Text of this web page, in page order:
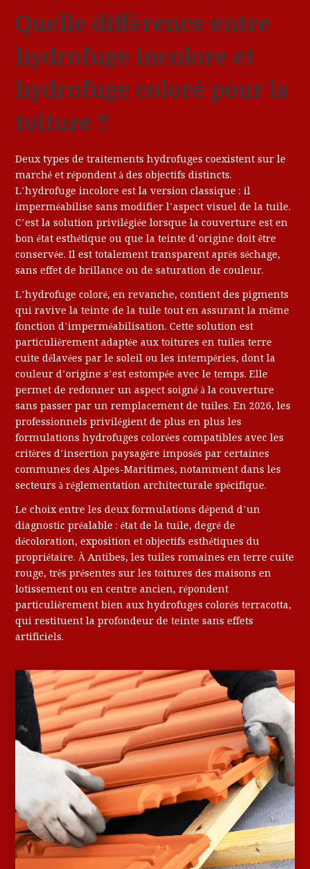
Quelle différence entre
hydrofuge incolore et
hydrofuge coloré pour la
toiture ?
Deux types de traitements hydrofuges coexistent sur le
marché et répondent à des objectifs distincts.
L’hydrofuge incolore est la version classique : il
imperméabilise sans modifier l’aspect visuel de la tuile.
C’est la solution privilégiée lorsque la couverture est en
bon état esthétique ou que la teinte d’origine doit être
conservée. Il est totalement transparent après séchage,
sans effet de brillance ou de saturation de couleur.
L’hydrofuge coloré, en revanche, contient des pigments
qui ravive la teinte de la tuile tout en assurant la même
fonction d’imperméabilisation. Cette solution est
particulièrement adaptée aux toitures en tuiles terre
cuite délavées par le soleil ou les intempéries, dont la
couleur d’origine s’est estompée avec le temps. Elle
permet de redonner un aspect soigné à la couverture
sans passer par un remplacement de tuiles. En 2026, les
professionnels privilégient de plus en plus les
formulations hydrofuges colorées compatibles avec les
critères d’insertion paysagère imposés par certaines
communes des Alpes-Maritimes, notamment dans les
secteurs à réglementation architecturale spécifique.
Le choix entre les deux formulations dépend d’un
diagnostic préalable : état de la tuile, degré de
décoloration, exposition et objectifs esthétiques du
propriétaire. À Antibes, les tuiles romaines en terre cuite
rouge, très présentes sur les toitures des maisons en
lotissement ou en centre ancien, répondent
particulièrement bien aux hydrofuges colorés terracotta,
qui restituent la profondeur de teinte sans effets
artificiels.